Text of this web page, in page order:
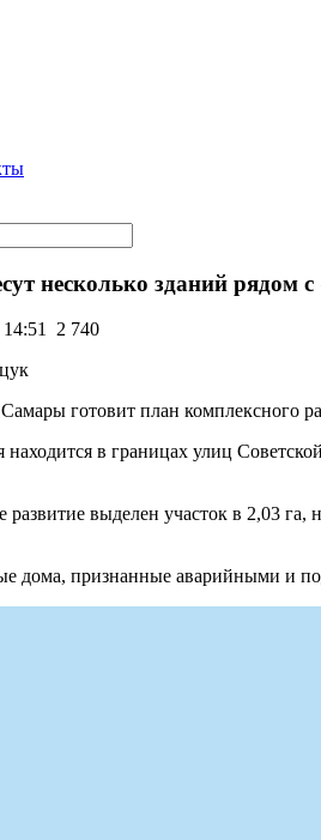
несколько зданий рядом
2 740
готовит план комплексного
находится в границах улиц
развитие выделен участок в 2,03
дома, признанные аварийными и